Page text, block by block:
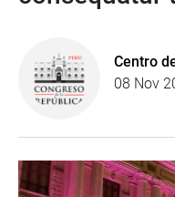
Centro
08 Nov